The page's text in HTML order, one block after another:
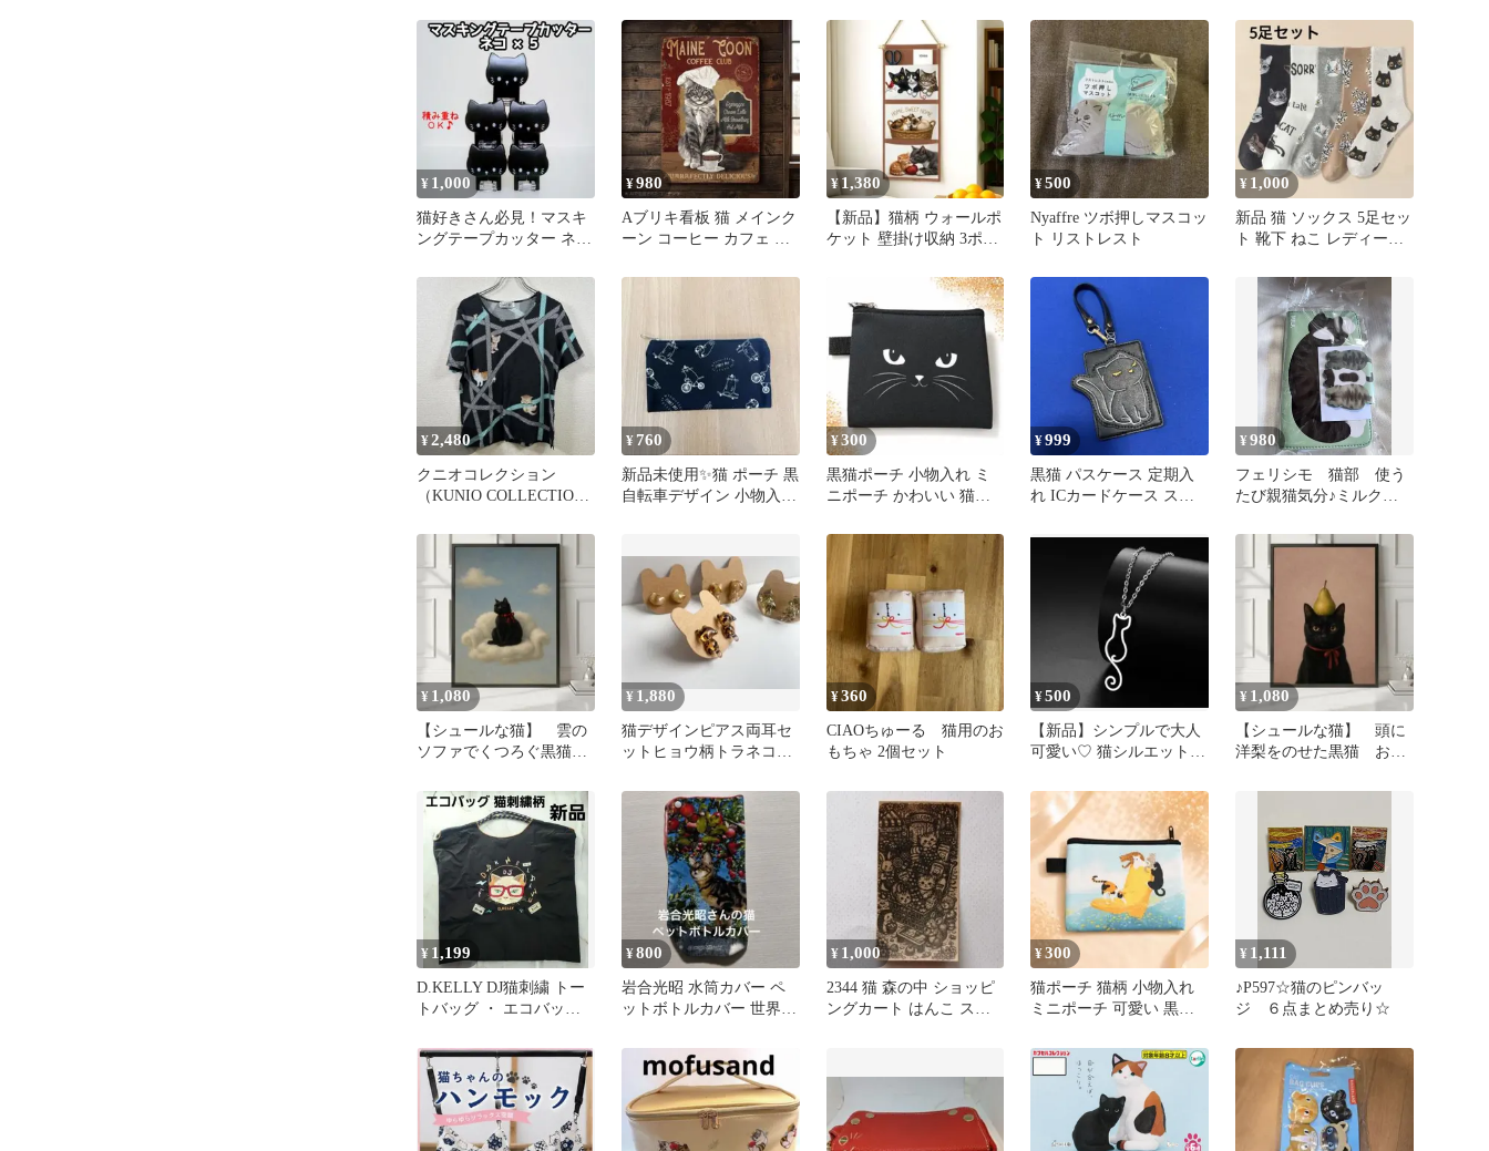
ズ
顔ハンドメイド
¥ 1,000
猫好きさん必見！マスキ
ングテープカッター ネコ
¥980
Aブリキ看板 猫 メインク
ーン コーヒー カフェ 長
ロ
¥1,380
【新品】猫柄 ウォールポ
ケット 壁掛け収納 3ポケ
¥500
Nyaffre ツボ押しマスコッ
ト リストレスト
¥ 1,000
新品 猫 ソックス 5足セッ
ト 靴下 ねこ レディース
¥2,480
クニオコレクション
（KUNIO COLLECTION
¥ 760
新品未使用✨猫 ポーチ 黒
自転車デザイン 小物入れ
¥300
黒猫ポーチ 小物入れ ミ
ニポーチ かわいい 猫デ
パクト
¥999
黒猫 パスケース 定期入
れ ICカードケース スト
ラック
¥980
フェリシモ 猫部 使う
たび親猫気分♪ミルクご
ルー未使用品
¥ 1,080
【シュールな猫】 雲の
ソファでくつろぐ黒猫
¥ 1,880
猫デザインピアス両耳セ
ットヒョウ柄トラネコベ
ドメイドべっ甲
¥360
CIAOちゅーる 猫用のお
もちゃ 2個セット
¥500
【新品】シンプルで大人
可愛い♡ 猫シルエットの
¥ 1,080
【シュールな猫】 頭に
洋梨をのせた黒猫 おし
¥ 1,199
D.KELLY DJ猫刺繍 トー
トバッグ ・ エコバッグ
¥800
岩合光昭 水筒カバー ペ
ットボトルカバー 世界ネ
です
¥ 1,000
2344 猫 森の中 ショッピ
ングカート はんこ スタ
¥300
猫ポーチ 猫柄 小物入れ
ミニポーチ 可愛い 黒猫
ス
¥ 1,111
♪P597☆猫のピンバッ
ジ ６点まとめ売り☆